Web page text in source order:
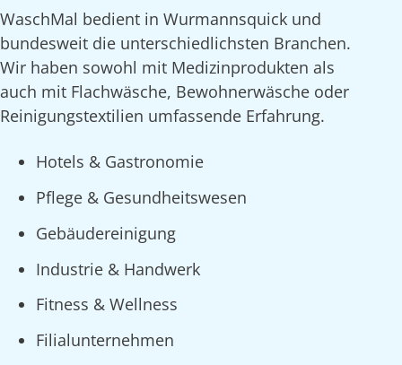
WaschMal bedient in Wurmannsquick und
bundesweit die unterschiedlichsten Branchen.
Wir haben sowohl mit Medizinprodukten als
auch mit Flachwäsche, Bewohnerwäsche oder
Reinigungstextilien umfassende Erfahrung.
Hotels & Gastronomie
Pflege & Gesundheitswesen
Gebäudereinigung
Industrie & Handwerk
Fitness & Wellness
Filialunternehmen